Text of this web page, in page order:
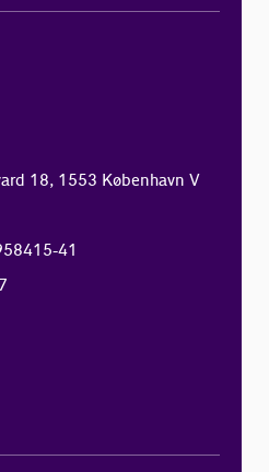
18, 1553 København V
41